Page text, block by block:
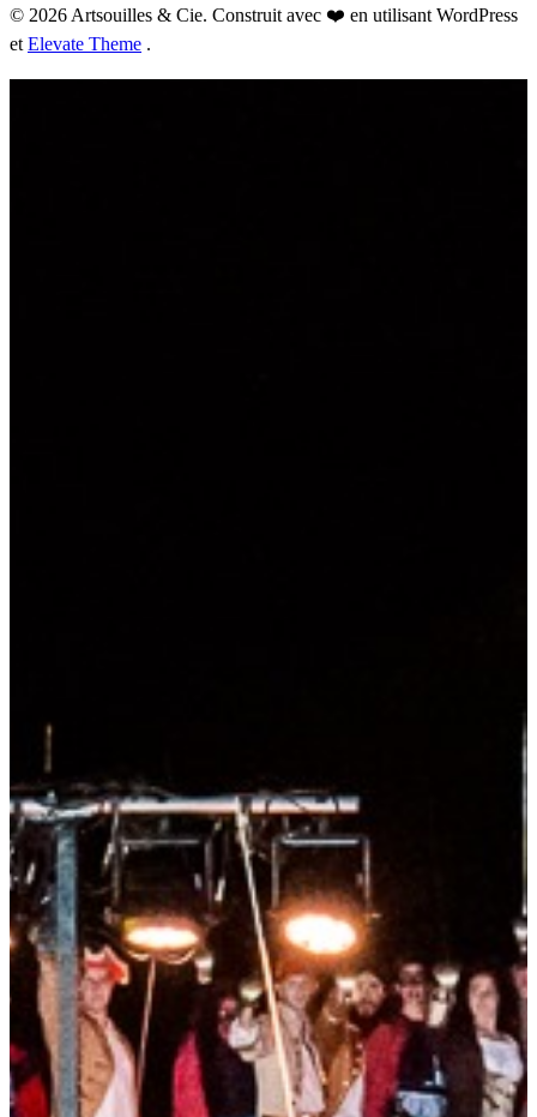
© 2026 Artsouilles & Cie. Construit avec ❤️ en utilisant WordPress
et Elevate Theme .